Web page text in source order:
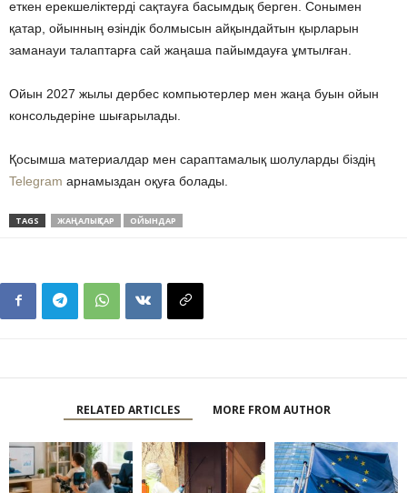
еткен ерекшеліктерді сақтауға басымдық берген. Сонымен
қатар, ойынның өзіндік болмысын айқындайтын қырларын
заманауи талаптарға сай жаңаша пайымдауға ұмтылған.
Ойын 2027 жылы дербес компьютерлер мен жаңа буын ойын
консольдеріне шығарылады.
Қосымша материалдар мен сараптамалық шолуларды біздің
Telegram арнамыздан оқуға болады.
TAGS ЖАҢАЛЫҚТАР ОЙЫНДАР
RELATED ARTICLES MORE FROM AUTHOR